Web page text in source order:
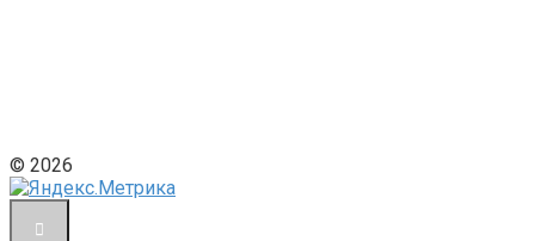
© 2026